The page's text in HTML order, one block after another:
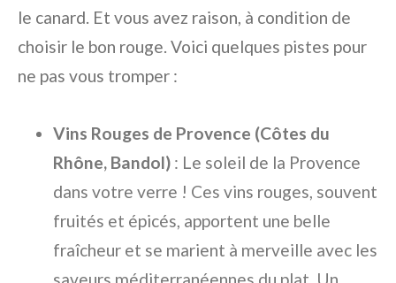
le canard. Et vous avez raison, à condition de
choisir le bon rouge. Voici quelques pistes pour
ne pas vous tromper :
Vins Rouges de Provence (Côtes du
Rhône, Bandol) : Le soleil de la Provence
dans votre verre ! Ces vins rouges, souvent
fruités et épicés, apportent une belle
fraîcheur et se marient à merveille avec les